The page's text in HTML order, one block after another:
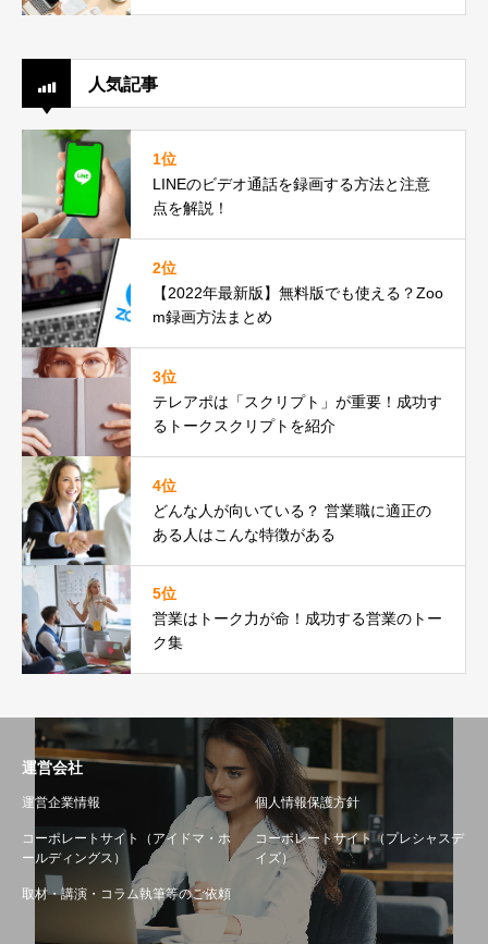
人気記事
1位
LINEのビデオ通話を録画する方法と注意
点を解説！
2位
【2022年最新版】無料版でも使える？Zoo
m録画方法まとめ
3位
テレアポは「スクリプト」が重要！成功す
るトークスクリプトを紹介
4位
どんな人が向いている？ 営業職に適正の
ある人はこんな特徴がある
5位
営業はトーク力が命！成功する営業のトー
ク集
運営会社
運営企業情報 個人情報保護方針
コーポレートサイト（アイドマ・ホ
ールディングス）
コーポレートサイト（プレシャスデ
イズ）
取材・講演・コラム執筆等のご依頼